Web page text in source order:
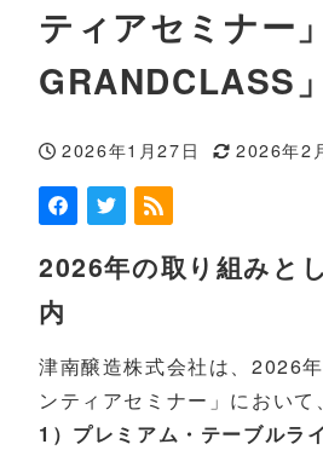
ティアセミナー
GRANDCLASS
投稿日
2026年1月27日
更新日
2026年2
2026年の取り組みと
内
津南醸造株式会社は、2026
ンティアセミナー」におい
1）プレミアム・テーブルラ